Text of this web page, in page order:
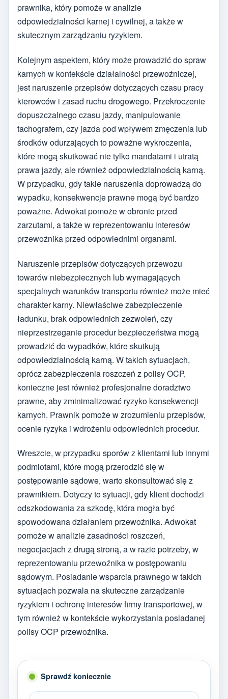
prawnika, który pomoże w analizie
odpowiedzialności karnej i cywilnej, a także w
skutecznym zarządzaniu ryzykiem.
Kolejnym aspektem, który może prowadzić do spraw
karnych w kontekście działalności przewoźniczej,
jest naruszenie przepisów dotyczących czasu pracy
kierowców i zasad ruchu drogowego. Przekroczenie
dopuszczalnego czasu jazdy, manipulowanie
tachografem, czy jazda pod wpływem zmęczenia lub
środków odurzających to poważne wykroczenia,
które mogą skutkować nie tylko mandatami i utratą
prawa jazdy, ale również odpowiedzialnością karną.
W przypadku, gdy takie naruszenia doprowadzą do
wypadku, konsekwencje prawne mogą być bardzo
poważne. Adwokat pomoże w obronie przed
zarzutami, a także w reprezentowaniu interesów
przewoźnika przed odpowiednimi organami.
Naruszenie przepisów dotyczących przewozu
towarów niebezpiecznych lub wymagających
specjalnych warunków transportu również może mieć
charakter karny. Niewłaściwe zabezpieczenie
ładunku, brak odpowiednich zezwoleń, czy
nieprzestrzeganie procedur bezpieczeństwa mogą
prowadzić do wypadków, które skutkują
odpowiedzialnością karną. W takich sytuacjach,
oprócz zabezpieczenia roszczeń z polisy OCP,
konieczne jest również profesjonalne doradztwo
prawne, aby zminimalizować ryzyko konsekwencji
karnych. Prawnik pomoże w zrozumieniu przepisów,
ocenie ryzyka i wdrożeniu odpowiednich procedur.
Wreszcie, w przypadku sporów z klientami lub innymi
podmiotami, które mogą przerodzić się w
postępowanie sądowe, warto skonsultować się z
prawnikiem. Dotyczy to sytuacji, gdy klient dochodzi
odszkodowania za szkodę, która mogła być
spowodowana działaniem przewoźnika. Adwokat
pomoże w analizie zasadności roszczeń,
negocjacjach z drugą stroną, a w razie potrzeby, w
reprezentowaniu przewoźnika w postępowaniu
sądowym. Posiadanie wsparcia prawnego w takich
sytuacjach pozwala na skuteczne zarządzanie
ryzykiem i ochronę interesów firmy transportowej, w
tym również w kontekście wykorzystania posiadanej
polisy OCP przewoźnika.
Sprawdź koniecznie